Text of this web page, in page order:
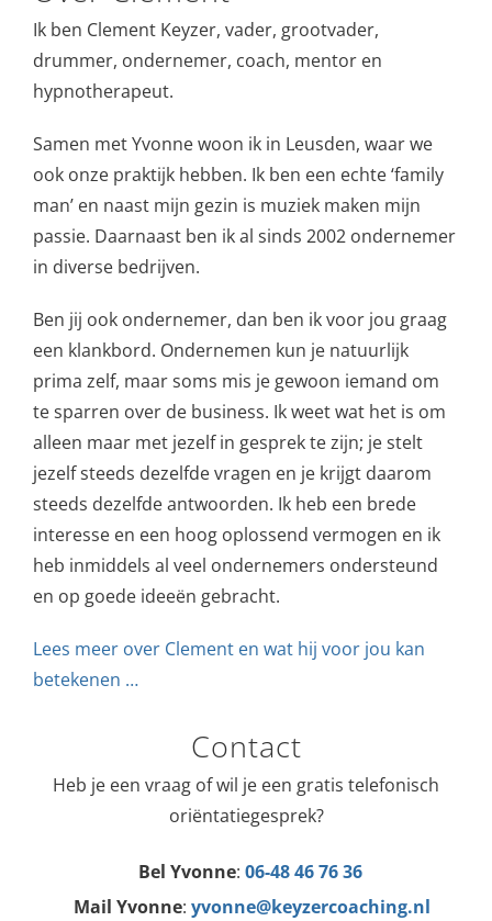
Ik ben Clement Keyzer, vader, grootvader,
drummer, ondernemer, coach, mentor en
hypnotherapeut.
Samen met Yvonne woon ik in Leusden, waar we
ook onze praktijk hebben. Ik ben een echte ‘family
man’ en naast mijn gezin is muziek maken mijn
passie. Daarnaast ben ik al sinds 2002 ondernemer
in diverse bedrijven.
Ben jij ook ondernemer, dan ben ik voor jou graag
een klankbord. Ondernemen kun je natuurlijk
prima zelf, maar soms mis je gewoon iemand om
te sparren over de business. Ik weet wat het is om
alleen maar met jezelf in gesprek te zijn; je stelt
jezelf steeds dezelfde vragen en je krijgt daarom
steeds dezelfde antwoorden. Ik heb een brede
interesse en een hoog oplossend vermogen en ik
heb inmiddels al veel ondernemers ondersteund
en op goede ideeën gebracht.
Lees meer over Clement en wat hij voor jou kan
betekenen …
Contact
Heb je een vraag of wil je een gratis telefonisch
oriëntatiegesprek?
Bel Yvonne: 06-48 46 76 36
Mail Yvonne:yvonne@keyzercoaching.nl